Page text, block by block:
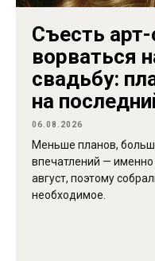
Съесть
ворваться
свадьбу:
на
06.08.2026
Меньше планов,
впечатлений —
август, поэтому
необходимое.